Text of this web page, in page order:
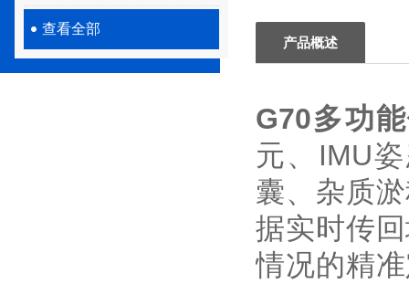
查看全部
产品概述
G70多功
元、IMU
囊、杂质
据实时传
情况的精